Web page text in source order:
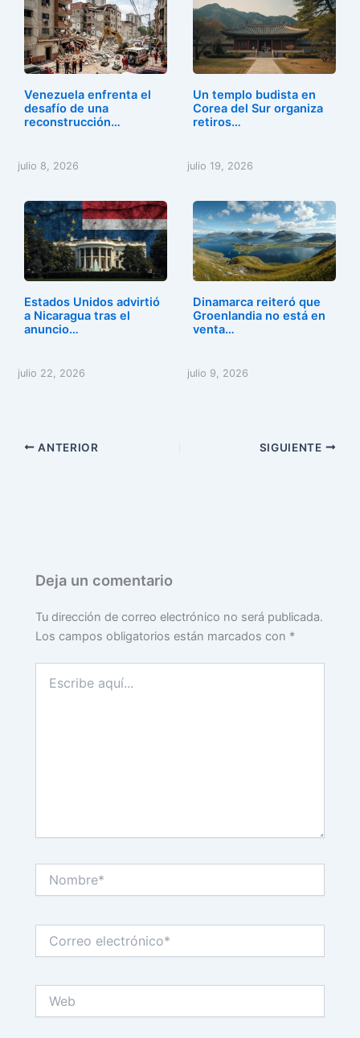
Venezuela enfrenta el
desafío de una
reconstrucción…
julio 8, 2026
Un templo budista en
Corea del Sur organiza
retiros…
julio 19, 2026
Estados Unidos advirtió
a Nicaragua tras el
anuncio…
julio 22, 2026
Dinamarca reiteró que
Groenlandia no está en
venta…
julio 9, 2026
ANTERIOR SIGUIENTE
Deja un comentario
Tu dirección de correo electrónico no será publicada.
Los campos obligatorios están marcados con *
aquí...
electrónico*